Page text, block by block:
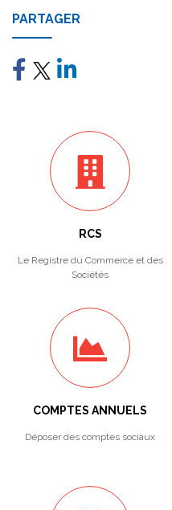
PARTAGER
RCS
Le Registre du Commerce et des
Sociétés
COMPTES ANNUELS
Déposer des comptes sociaux